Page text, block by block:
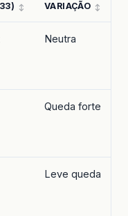
VARIAÇÃO
Neutra
Queda forte
Leve queda